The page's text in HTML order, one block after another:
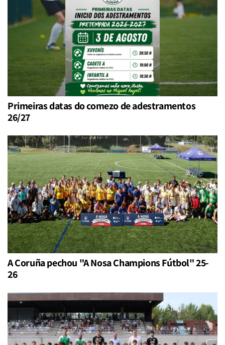
Primeiras datas do comezo de adestramentos
26/27
A Coruña pechou "A Nosa Champions Fútbol" 25-
26